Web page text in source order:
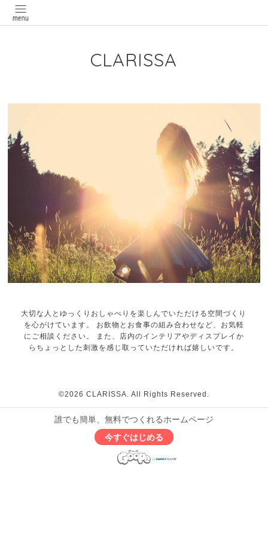
CLARISSA
大切な人とゆっくりおしゃべりを楽しんでいただける空間づくり
を心がけています。 お飲物とお食事の組み合わせなど、お気軽
にご相談ください。 また、店内のインテリアやディスプレイか
らちょっとした刺激を感じ取っていただければ嬉しいです。
©2026 CLARISSA. All Rights Reserved.
誰でも簡単、無料でつくれるホームページ
今すぐはじめる